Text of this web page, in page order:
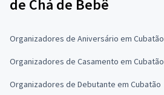
de Chá de Bebê
Organizadores de Aniversário em Cubatão
Organizadores de Casamento em Cubatão
Organizadores de Debutante em Cubatão